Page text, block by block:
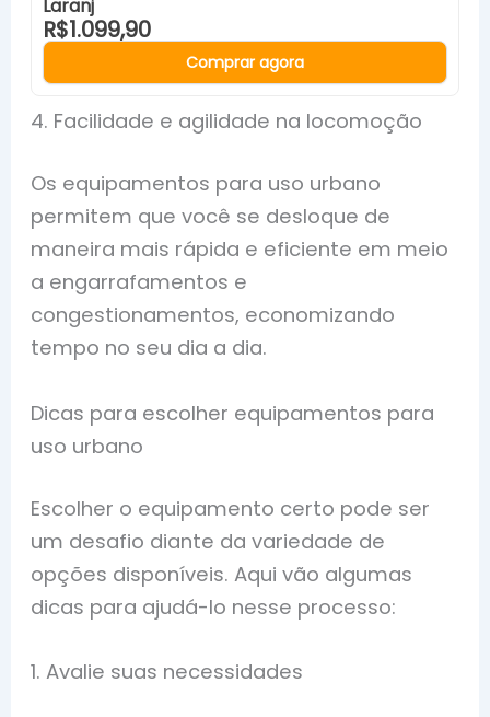
Laranj
R$1.099,90
Comprar agora
4. Facilidade e agilidade na locomoção
Os equipamentos para uso urbano
permitem que você se desloque de
maneira mais rápida e eficiente em meio
a engarrafamentos e
congestionamentos, economizando
tempo no seu dia a dia.
Dicas para escolher equipamentos para
uso urbano
Escolher o equipamento certo pode ser
um desafio diante da variedade de
opções disponíveis. Aqui vão algumas
dicas para ajudá-lo nesse processo:
1. Avalie suas necessidades